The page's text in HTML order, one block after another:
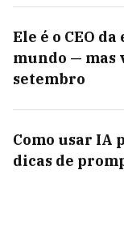
Ele é o CEO
mundo — mas
setembro
Como usar IA
dicas de